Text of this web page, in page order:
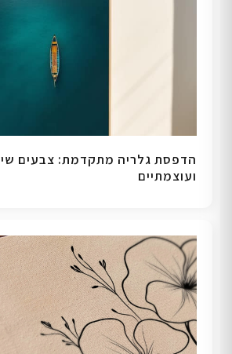
הדפסת גלריה מתקדמת: צבעים
ועוצמתיים